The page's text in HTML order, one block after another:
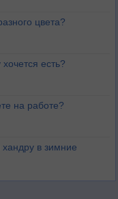
цвета?
есть?
на работе?
хандру в зимние